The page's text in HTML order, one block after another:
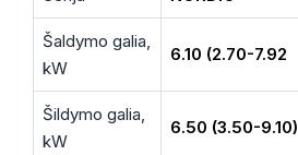
Šaldymo galia,
kW
6.10 (2.70-7.92
Šildymo galia,
kW
6.50 (3.50-9.10)